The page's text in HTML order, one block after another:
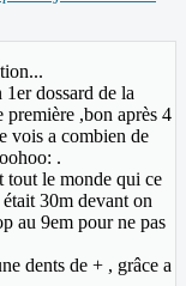
dossard de la
première ,bon après 4
vois a combien de
.
tout le monde qui ce
30m devant on
au 9em pour ne pas
dents de + , grâce a